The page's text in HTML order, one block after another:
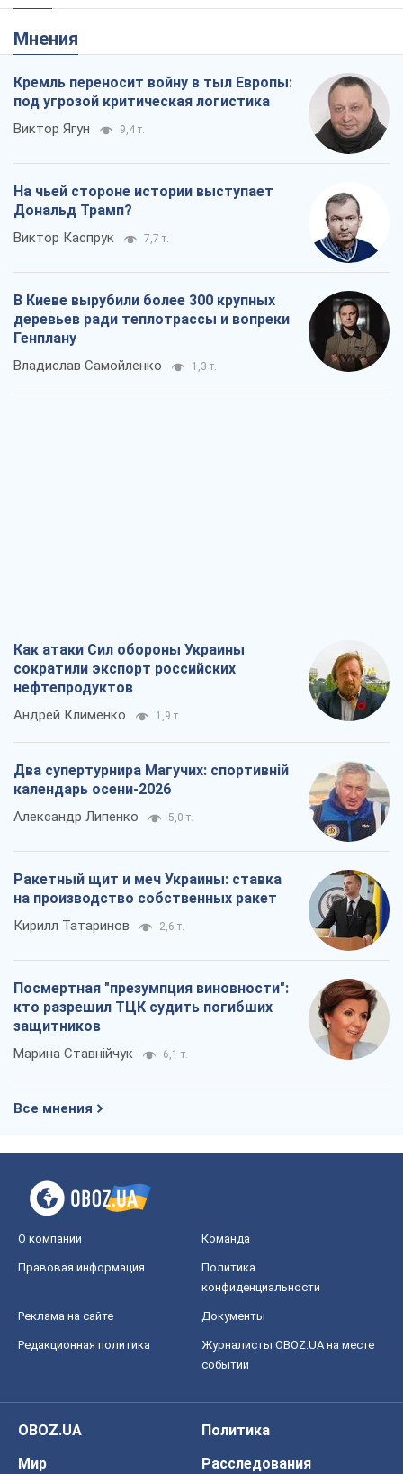
Мнения
Кремль переносит войну в тыл Европы:
под угрозой критическая логистика
Виктор Ягун 9,4 т.
На чьей стороне истории выступает
Дональд Трамп?
Виктор Каспрук 7,7 т.
В Киеве вырубили более 300 крупных
деревьев ради теплотрассы и вопреки
Генплану
Владислав Самойленко 1,3 т.
Как атаки Сил обороны Украины
сократили экспорт российских
нефтепродуктов
Андрей Клименко 1,9 т.
Два супертурнира Магучих: спортивній
календарь осени-2026
Александр Липенко 5,0 т.
Ракетный щит и меч Украины: ставка
на производство собственных ракет
Кирилл Татаринов 2,6 т.
Посмертная "презумпция виновности":
кто разрешил ТЦК судить погибших
защитников
Марина Ставнійчук 6,1 т.
Все мнения
О компании Команда
Правовая информация
Политика
конфиденциальности
Реклама на сайте Документы
Редакционная политика
Журналисты OBOZ.UA на месте
событий
OBOZ.UA
Политика
Мир
Расследования